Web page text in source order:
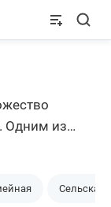
Одним из
ипотечное
все
Сельская